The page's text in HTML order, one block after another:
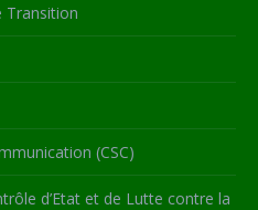
Transition
(CSC)
d’Etat et de Lutte contre la